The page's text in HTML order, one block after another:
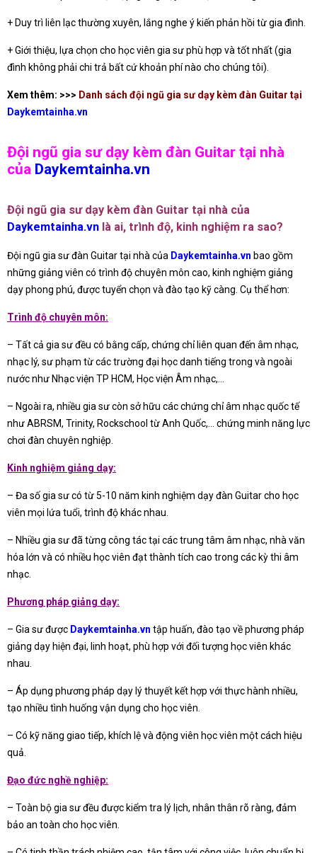
+ Duy trì liên lạc thường xuyên, lắng nghe ý kiến phản hồi từ gia đình.
+ Giới thiệu, lựa chọn cho học viên gia sư phù hợp và tốt nhất (gia
đình không phải chi trả bất cứ khoản phí nào cho chúng tôi).
Xem thêm: >>> Danh sách đội ngũ gia sư dạy kèm đàn Guitar tại
Daykemtainha.vn
Đội ngũ gia sư dạy kèm đàn Guitar tại nhà
của Daykemtainha.vn
Đội ngũ gia sư dạy kèm đàn Guitar tại nhà của
Daykemtainha.vn là ai, trình độ, kinh nghiệm ra sao?
Đội ngũ gia sư đàn Guitar tại nhà của Daykemtainha.vn bao gồm
những giảng viên có trình độ chuyên môn cao, kinh nghiệm giảng
dạy phong phú, được tuyển chọn và đào tạo kỹ càng. Cụ thể hơn:
Trình độ chuyên môn:
– Tất cả gia sư đều có bằng cấp, chứng chỉ liên quan đến âm nhạc,
nhạc lý, sư phạm từ các trường đại học danh tiếng trong và ngoài
nước như Nhạc viện TP HCM, Học viện Âm nhạc,…
– Ngoài ra, nhiều gia sư còn sở hữu các chứng chỉ âm nhạc quốc tế
như ABRSM, Trinity, Rockschool từ Anh Quốc,… chứng minh năng lực
chơi đàn chuyên nghiệp.
Kinh nghiệm giảng dạy:
– Đa số gia sư có từ 5-10 năm kinh nghiệm dạy đàn Guitar cho học
viên mọi lứa tuổi, trình độ khác nhau.
– Nhiều gia sư đã từng công tác tại các trung tâm âm nhạc, nhà văn
hóa lớn và có nhiều học viên đạt thành tích cao trong các kỳ thi âm
nhạc.
Phương pháp giảng dạy:
– Gia sư được Daykemtainha.vn tập huấn, đào tạo về phương pháp
giảng dạy hiện đại, linh hoạt, phù hợp với đối tượng học viên khác
nhau.
– Áp dụng phương pháp dạy lý thuyết kết hợp với thực hành nhiều,
tạo nhiều tình huống vận dụng cho học viên.
– Có kỹ năng giao tiếp, khích lệ và động viên học viên một cách hiệu
quả.
Đạo đức nghề nghiệp:
– Toàn bộ gia sư đều được kiểm tra lý lịch, nhân thân rõ ràng, đảm
bảo an toàn cho học viên.